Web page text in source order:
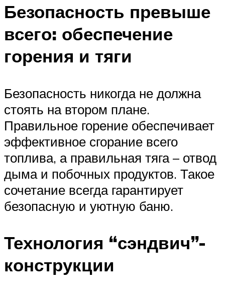
Безопасность превыше
всего: обеспечение
горения и тяги
Безопасность никогда не должна
стоять на втором плане.
Правильное горение обеспечивает
эффективное сгорание всего
топлива, а правильная тяга – отвод
дыма и побочных продуктов. Такое
сочетание всегда гарантирует
безопасную и уютную баню.
Технология “сэндвич”-
конструкции